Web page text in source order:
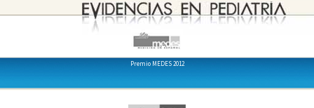
Premio MEDES 2012